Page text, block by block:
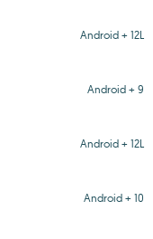
Android + 12L
Android + 9
Android + 12L
Android + 10